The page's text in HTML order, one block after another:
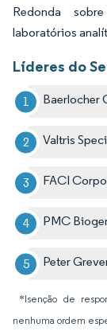
Redonda
laboratórios
Líderes do
Baerlocher
Valtris
FACI
PMC
Peter
*Isenção de
nenhuma ordem